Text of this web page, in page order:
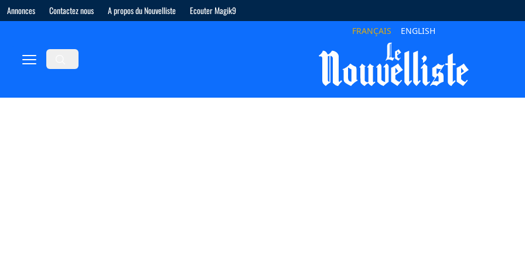
Annonces Contactez nous A propos du Nouvelliste Ecouter Magik9
FRANÇAIS ENGLISH